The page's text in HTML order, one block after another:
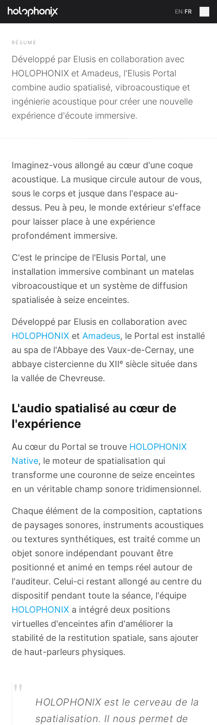
EN/FR
RETOUR
RÉSUMÉ
Développé par Elusis en collaboration avec
HOLOPHONIX et Amadeus, l'Elusis Portal
combine audio spatialisé, vibroacoustique et
ingénierie acoustique pour créer une nouvelle
expérience d'écoute immersive.
Imaginez-vous allongé au cœur d'une coque
acoustique. La musique circule autour de vous,
sous le corps et jusque dans l'espace au-
dessus. Peu à peu, le monde extérieur s'efface
pour laisser place à une expérience
profondément immersive.
C'est le principe de l'Elusis Portal, une
installation immersive combinant un matelas
vibroacoustique et un système de diffusion
spatialisée à seize enceintes.
Développé par Elusis en collaboration avec
HOLOPHONIX et Amadeus, le Portal est installé
au spa de l'Abbaye des Vaux-de-Cernay, une
abbaye cistercienne du XIIᵉ siècle située dans
la vallée de Chevreuse.
L'audio spatialisé au cœur de
l'expérience
Au cœur du Portal se trouve HOLOPHONIX
Native, le moteur de spatialisation qui
transforme une couronne de seize enceintes
en un véritable champ sonore tridimensionnel.
Chaque élément de la composition, captations
de paysages sonores, instruments acoustiques
ou textures synthétiques, est traité comme un
objet sonore indépendant pouvant être
positionné et animé en temps réel autour de
l'auditeur. Celui-ci restant allongé au centre du
dispositif pendant toute la séance, l'équipe
HOLOPHONIX a intégré deux positions
virtuelles d'enceintes afin d'améliorer la
stabilité de la restitution spatiale, sans ajouter
de haut-parleurs physiques.
"
HOLOPHONIX est le cerveau de la
spatialisation. Il nous permet de